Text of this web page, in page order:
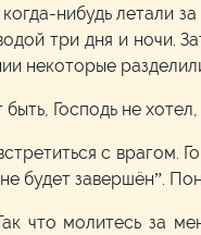
нибудь летали
три дня и ночи.
некоторые
Господь не
с
будет завершён”.
что молитесь за